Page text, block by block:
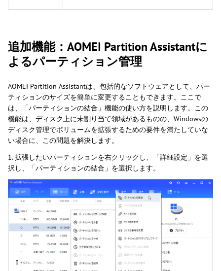
追加機能：AOMEI Partition Assistantに
よるパーティション管理
AOMEI Partition Assistantは、包括的なソフトウェアとして、パー
ティションのサイズを簡単に変更することもできます。ここで
は、「パーティションの結合」機能の使い方を説明します。この
機能は、ディスク上に未割り当て領域があるものの、Windowsの
ディスク管理でボリュームを拡張するための要件を満たしていな
い場合に、この問題を解決します。
1. 拡張したいパーティションを右クリックし、「詳細設定」を選
択し、「パーティションの結合」を選択します。